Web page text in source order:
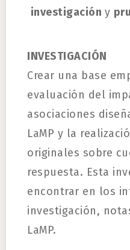
investigación y
INVESTIGACIÓN
Crear una base
evaluación del
asociaciones
LaMP y la
originales sobre
respuesta. Esta
encontrar en los
investigación,
LaMP.